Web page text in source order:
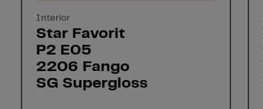
Interior
Star Favorit
P2 E05
2206 Fango
SG Supergloss